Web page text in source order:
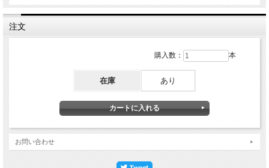
注文
購入数： 本
在庫 あり
お問い合わせ